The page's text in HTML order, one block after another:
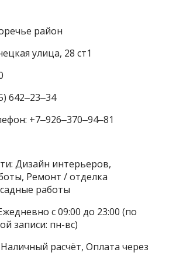
район
улица, 28 ст1
642‒23‒34
+7‒926‒370‒94‒81
Дизайн интерьеров,
Ремонт / отделка
работы
с 09:00 до 23:00 (по
записи: пн-вс)
расчёт, Оплата через